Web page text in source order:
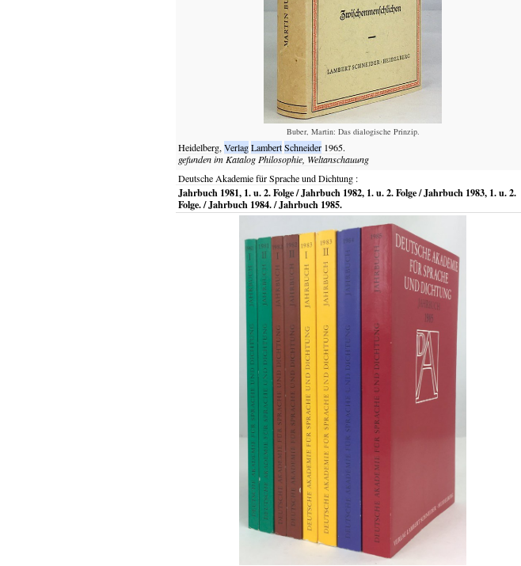
Buber, Martin: Das dialogische Prinzip.
Heidelberg, Verlag Lambert Schneider 1965.
gefunden im Katalog Philosophie, Weltanschauung
Deutsche Akademie für Sprache und Dichtung:
Jahrbuch 1981, 1. u. 2. Folge / Jahrbuch 1982, 1. u. 2. Folge / Jahrbuch 1983, 1. u. 2.
Folge. / Jahrbuch 1984. / Jahrbuch 1985.